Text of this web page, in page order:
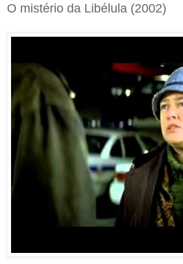
O mistério da Libélula (2002)